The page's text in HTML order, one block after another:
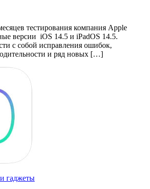
тестирования компания Apple
версии iOS 14.5 и iPadOS 14.5.
с собой исправления ошибок,
и ряд новых […]
гаджеты